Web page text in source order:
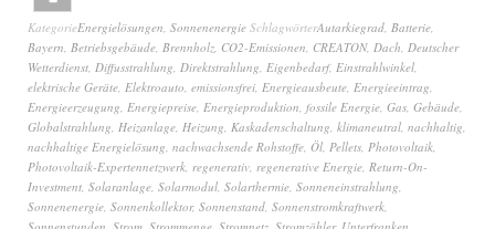
KategorieEnergielösungen, Sonnenenergie SchlagwörterAutarkiegrad, Batterie,
Bayern, Betriebsgebäude, Brennholz, CO2-Emissionen, CREATON, Dach, Deutscher
Wetterdienst, Diffusstrahlung, Direktstrahlung, Eigenbedarf, Einstrahlwinkel,
elektrische Geräte, Elektroauto, emissionsfrei, Energieausbeute, Energieeintrag,
Energieerzeugung, Energiepreise, Energieproduktion, fossile Energie, Gas, Gebäude,
Globalstrahlung, Heizanlage, Heizung, Kaskadenschaltung, klimaneutral, nachhaltig,
nachhaltige Energielösung, nachwachsende Rohstoffe, Öl, Pellets, Photovoltaik,
Photovoltaik-Expertennetzwerk, regenerativ, regenerative Energie, Return-On-
Investment, Solaranlage, Solarmodul, Solarthermie, Sonneneinstrahlung,
Sonnenenergie, Sonnenkollektor, Sonnenstand, Sonnenstromkraftwerk,